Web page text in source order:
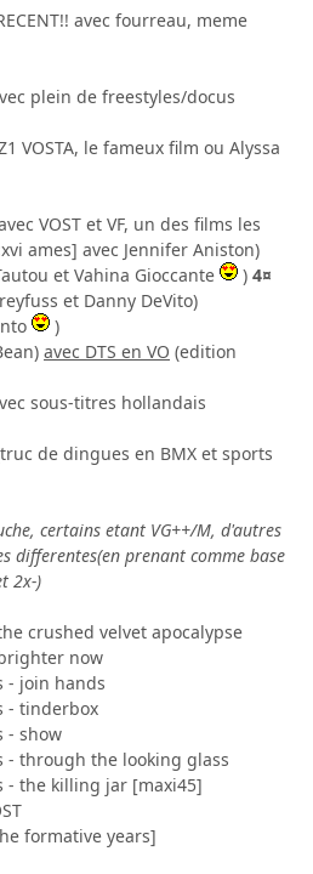
avec fourreau, meme
plein de freestyles/docus
VOSTA, le fameux film ou Alyssa
VOST et VF, un des films les
ames] avec Jennifer Aniston)
et Vahina Gioccante
) 4¤
et Danny DeVito)
)
avec DTS en VO (edition
sous-titres hollandais
de dingues en BMX et sports
certains etant VG++/M, d'autres
differentes(en prenant comme base
2x-)
crushed velvet apocalypse
now
- join hands
- tinderbox
- show
- through the looking glass
- the killing jar [maxi45]
formative years]